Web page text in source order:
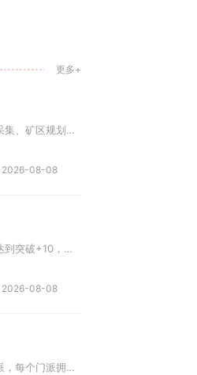
更多+
无尽的拉格朗日完全具备稳定获取大量金属的途径，只要搭配基建建设、工程舰采集、矿区规划与联盟玩法，能够持续囤积海量金属资源...
2026-08-08
少年三国志超合击技能需要集齐指定羁绊武将同时上阵，并且核心武将突破等级达到突破+10，即可完成基础激活，战斗内积攒怒气后...
2026-08-08
新笑傲江湖手游可选人物门派包含华山、武当、无相、恒山、日月、衡山六大门派，每个门派拥有两套流派分支，角色创建时可自由挑选...